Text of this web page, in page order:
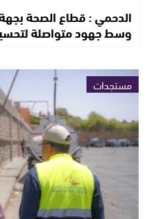
الدحمي : قطاع الصحة
وسط جهود متواصلة
مستجدات